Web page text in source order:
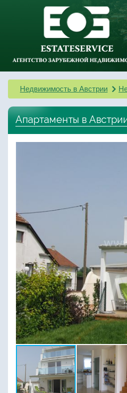
Недвижимость в Австрии
Апартаменты в